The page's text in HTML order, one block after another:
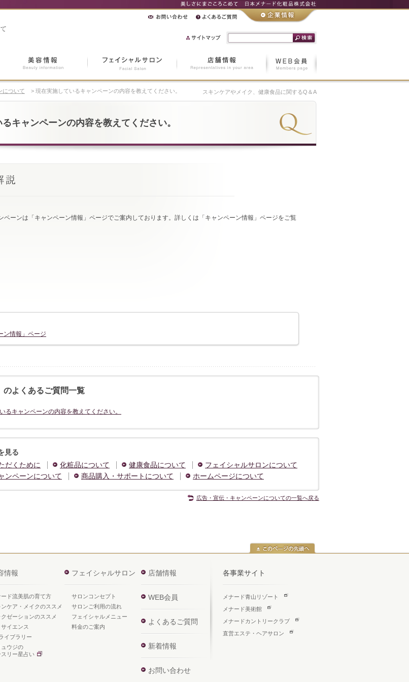
について > 現在実施しているキャンペーンの内容を教えてください。 スキンケアやメイク、健康食品に関するQ＆A
キャンペーンの内容を教えてください。
ペーンは「キャンペーン情報」ページでご案内しております。詳しくは「キャンペーン情報」ページをご覧
ン情報」ページ
のよくあるご質問一覧
るキャンペーンの内容を教えてください。
見る
だくために
化粧品について 健康食品について
フェイシャルサロンについて
ンペーンについて
商品購入・サポートについて ホームページについて
広告・宣伝・キャンペーンについての一覧へ戻る
情報
ード流美肌の育て方
ンケア・メイクのススメ
クゼーションのススメ
イエンス
イブラリー
ュウジの
スリー星占い
フェイシャルサロン
サロンコンセプト
サロンご利用の流れ
フェイシャルメニュー
料金のご案内
店舗情報
WEB会員
よくあるご質問
新着情報
お問い合わせ
各事業サイト
メナード青山リゾート
メナード美術館
メナードカントリークラブ
直営エステ・ヘアサロン